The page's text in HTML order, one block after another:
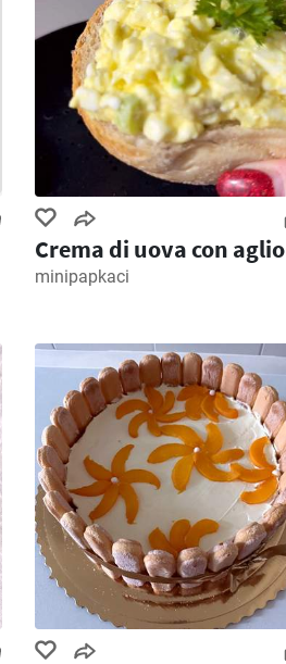
Crema di uova con aglio
minipapkaci